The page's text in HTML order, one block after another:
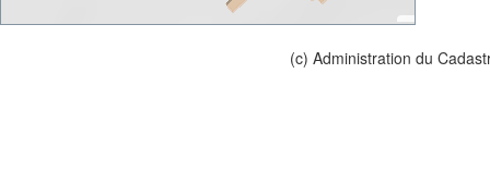
(c) Administration du